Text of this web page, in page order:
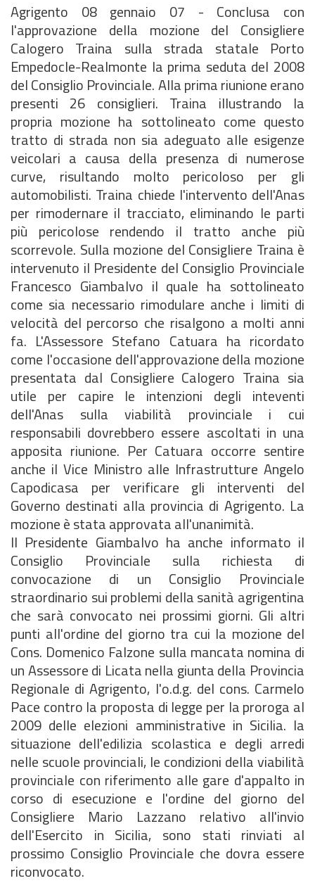
Agrigento 08 gennaio 07 - Conclusa con
l'approvazione della mozione del Consigliere
Calogero Traina sulla strada statale Porto
Empedocle-Realmonte la prima seduta del 2008
del Consiglio Provinciale. Alla prima riunione erano
presenti 26 consiglieri. Traina illustrando la
propria mozione ha sottolineato come questo
tratto di strada non sia adeguato alle esigenze
veicolari a causa della presenza di numerose
curve, risultando molto pericoloso per gli
automobilisti. Traina chiede l'intervento dell'Anas
per rimodernare il tracciato, eliminando le parti
più pericolose rendendo il tratto anche più
scorrevole. Sulla mozione del Consigliere Traina è
intervenuto il Presidente del Consiglio Provinciale
Francesco Giambalvo il quale ha sottolineato
come sia necessario rimodulare anche i limiti di
velocità del percorso che risalgono a molti anni
fa. L'Assessore Stefano Catuara ha ricordato
come l'occasione dell'approvazione della mozione
presentata dal Consigliere Calogero Traina sia
utile per capire le intenzioni degli inteventi
dell'Anas sulla viabilità provinciale i cui
responsabili dovrebbero essere ascoltati in una
apposita riunione. Per Catuara occorre sentire
anche il Vice Ministro alle Infrastrutture Angelo
Capodicasa per verificare gli interventi del
Governo destinati alla provincia di Agrigento. La
mozione è stata approvata all'unanimità.
Il Presidente Giambalvo ha anche informato il
Consiglio Provinciale sulla richiesta di
convocazione di un Consiglio Provinciale
straordinario sui problemi della sanità agrigentina
che sarà convocato nei prossimi giorni. Gli altri
punti all'ordine del giorno tra cui la mozione del
Cons. Domenico Falzone sulla mancata nomina di
un Assessore di Licata nella giunta della Provincia
Regionale di Agrigento, l'o.d.g. del cons. Carmelo
Pace contro la proposta di legge per la proroga al
2009 delle elezioni amministrative in Sicilia. la
situazione dell'edilizia scolastica e degli arredi
nelle scuole provinciali, le condizioni della viabilità
provinciale con riferimento alle gare d'appalto in
corso di esecuzione e l'ordine del giorno del
Consigliere Mario Lazzano relativo all'invio
dell'Esercito in Sicilia, sono stati rinviati al
prossimo Consiglio Provinciale che dovra essere
riconvocato.